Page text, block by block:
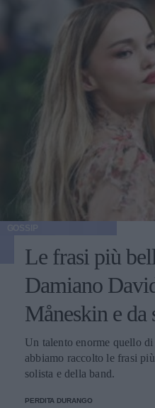
Le frasi più
Damiano
Måneskin e da
Un talento enorme quello
abbiamo raccolto le frasi
solista e della band.
PERDITA DURANGO